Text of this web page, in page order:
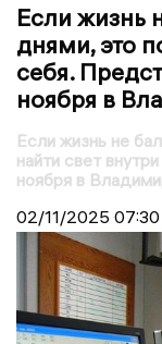
Если жизнь
днями, это
себя.
ноября в
Если жизнь не
найти свет
ноября в
02/11/2025 07:30